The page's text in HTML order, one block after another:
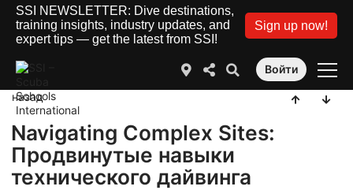
SSI NEWSLETTER: Dive destinations,
training insights, industry updates, and
expert tips — get the latest from SSI!
Sign up now!
Войти
назад
Navigating Complex Sites:
Продвинутые навыки
технического дайвинга